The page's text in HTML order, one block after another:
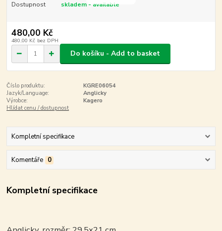
Dostupnost skladem - available
480,00 Kč
480,00 Kč bez DPH
Do košíku - Add to basket
Číslo produktu:
KGRE06054
Jazyk/Language:
Anglicky
Výrobce:
Kagero
Hlídat cenu / dostupnost
Kompletní specifikace
Komentáře 0
Kompletní specifikace